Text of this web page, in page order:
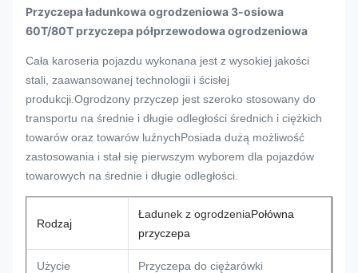
Przyczepa ładunkowa ogrodzeniowa 3-osiowa
60T/80T przyczepa półprzewodowa ogrodzeniowa
Cała karoseria pojazdu wykonana jest z wysokiej jakości
stali, zaawansowanej technologii i ścisłej
produkcji.Ogrodzony przyczep jest szeroko stosowany do
transportu na średnie i długie odległości średnich i ciężkich
towarów oraz towarów luźnychPosiada dużą możliwość
zastosowania i stał się pierwszym wyborem dla pojazdów
towarowych na średnie i długie odległości.
Rodzaj
Ładunek z ogrodzeniaPołówna
przyczepa
Użycie Przyczepa do ciężarówki